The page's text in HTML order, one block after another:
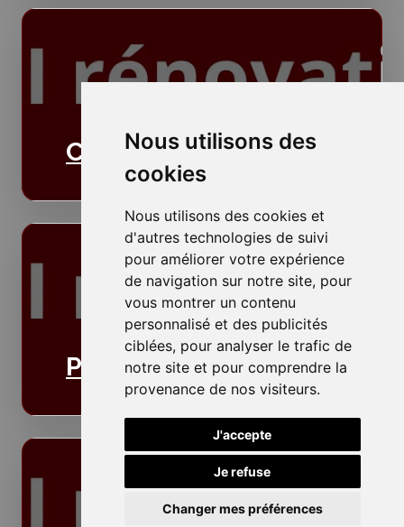
Nous utilisons des
cookies
Nous utilisons des cookies et
d'autres technologies de suivi
pour améliorer votre expérience
de navigation sur notre site, pour
vous montrer un contenu
personnalisé et des publicités
ciblées, pour analyser le trafic de
notre site et pour comprendre la
provenance de nos visiteurs.
J'accepte
Je refuse
Changer mes préférences
Cloisons
Plafonds